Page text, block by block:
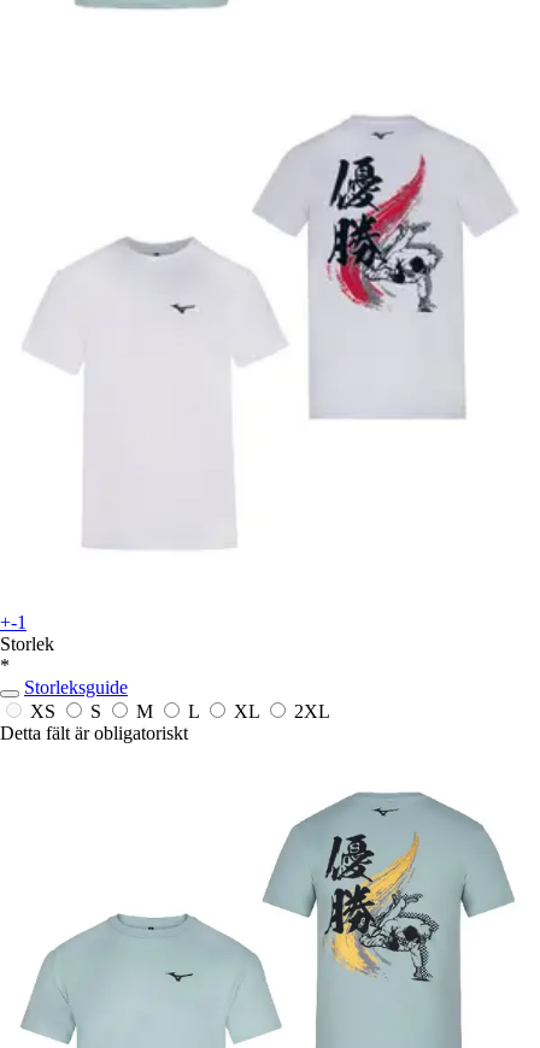
+-1
Storlek
*
Storleksguide
XS
S M L XL
2XL
Detta fält är obligatoriskt